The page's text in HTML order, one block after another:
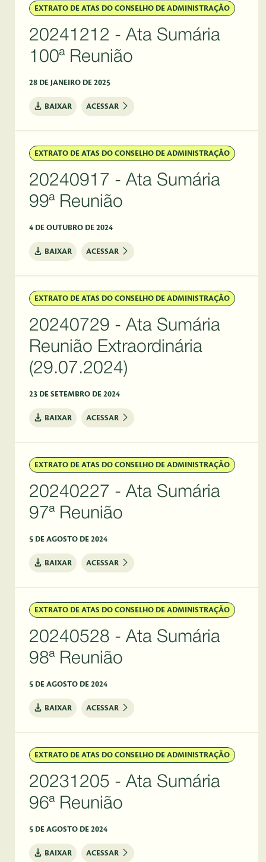
EXTRATO DE ATAS DO CONSELHO DE ADMINISTRAÇÃO
20241212 - Ata Sumária
100ª Reunião
28 DE JANEIRO DE 2025
BAIXAR ACESSAR
EXTRATO DE ATAS DO CONSELHO DE ADMINISTRAÇÃO
20240917 - Ata Sumária
99ª Reunião
4 DE OUTUBRO DE 2024
BAIXAR ACESSAR
EXTRATO DE ATAS DO CONSELHO DE ADMINISTRAÇÃO
20240729 - Ata Sumária
Reunião Extraordinária
(29.07.2024)
23 DE SETEMBRO DE 2024
BAIXAR ACESSAR
EXTRATO DE ATAS DO CONSELHO DE ADMINISTRAÇÃO
20240227 - Ata Sumária
97ª Reunião
5 DE AGOSTO DE 2024
BAIXAR ACESSAR
EXTRATO DE ATAS DO CONSELHO DE ADMINISTRAÇÃO
20240528 - Ata Sumária
98ª Reunião
5 DE AGOSTO DE 2024
BAIXAR ACESSAR
EXTRATO DE ATAS DO CONSELHO DE ADMINISTRAÇÃO
20231205 - Ata Sumária
96ª Reunião
5 DE AGOSTO DE 2024
BAIXAR ACESSAR